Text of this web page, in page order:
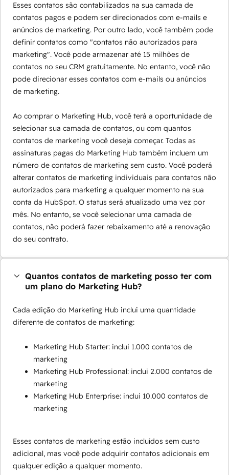
Esses contatos são contabilizados na sua camada de
contatos pagos e podem ser direcionados com e-mails e
anúncios de marketing. Por outro lado, você também pode
definir contatos como "contatos não autorizados para
marketing". Você pode armazenar até 15 milhões de
contatos no seu CRM gratuitamente. No entanto, você não
pode direcionar esses contatos com e-mails ou anúncios
de marketing.
Ao comprar o Marketing Hub, você terá a oportunidade de
selecionar sua camada de contatos, ou com quantos
contatos de marketing você deseja começar. Todas as
assinaturas pagas do Marketing Hub também incluem um
número de contatos de marketing sem custo. Você poderá
alterar contatos de marketing individuais para contatos não
autorizados para marketing a qualquer momento na sua
conta da HubSpot. O status será atualizado uma vez por
mês. No entanto, se você selecionar uma camada de
contatos, não poderá fazer rebaixamento até a renovação
do seu contrato.
Quantos contatos de marketing posso ter com
um plano do Marketing Hub?
Cada edição do Marketing Hub inclui uma quantidade
diferente de contatos de marketing:
Marketing Hub Starter: inclui 1.000 contatos de
marketing
Marketing Hub Professional: inclui 2.000 contatos de
marketing
Marketing Hub Enterprise: inclui 10.000 contatos de
marketing
Esses contatos de marketing estão incluídos sem custo
adicional, mas você pode adquirir contatos adicionais em
qualquer edição a qualquer momento.